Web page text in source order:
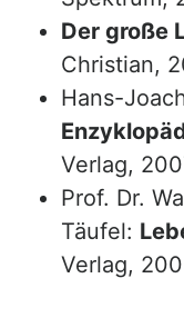
Der große
Christian,
Hans-
Verlag,
Prof. Dr.
Täufel:
Verlag,